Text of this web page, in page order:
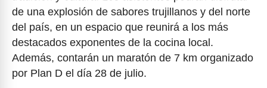
de una explosión de sabores trujillanos y del norte
del país, en un espacio que reunirá a los más
destacados exponentes de la cocina local.
Además, contarán un maratón de 7 km organizado
por Plan D el día 28 de julio.